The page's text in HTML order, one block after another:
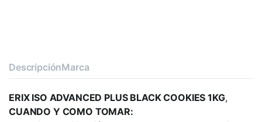
DescripciónMarca
ERIX ISO ADVANCED PLUS BLACK COOKIES 1KG,
CUANDO Y COMO TOMAR: